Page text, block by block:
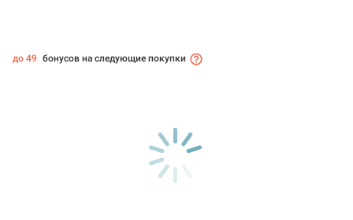
до 49 бонусов на следующие покупки